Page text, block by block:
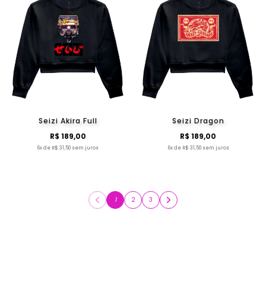
Seizi Akira Full
R$ 189,00
6x de R$ 31,50 sem juros
Seizi Dragon
R$ 189,00
6x de R$ 31,50 sem juros
1 2 3